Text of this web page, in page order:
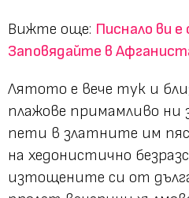
Вижте още: Писнало ви
Заповядайте в
Лятото е вече тук и
плажове примамливо ни
пети в златните им
на хедонистично
изтощените си от